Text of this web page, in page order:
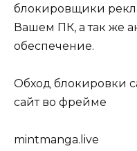
блокировщики
Вашем ПК, а так же
обеспечение.
Обход блокировки
сайт во фрейме
mintmanga.live